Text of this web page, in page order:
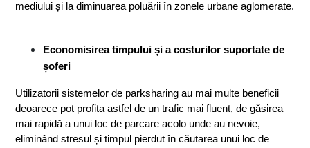
mediului și la diminuarea poluării în zonele urbane aglomerate.
Economisirea timpului și a costurilor suportate de
șoferi
Utilizatorii sistemelor de parksharing au mai multe beneficii
deoarece pot profita astfel de un trafic mai fluent, de găsirea
mai rapidă a unui loc de parcare acolo unde au nevoie,
eliminând stresul și timpul pierdut în căutarea unui loc de